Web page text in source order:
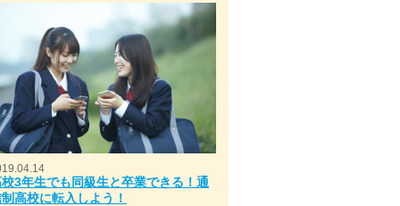
3年生でも同級生と卒業できる！通
高校に転入しよう！